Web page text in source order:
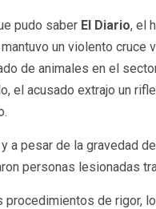
pudo saberEl Diario, el
un violento
de animales en el
el acusado extrajo un
a pesar de la gravedad
personas lesionadas
procedimientos de rigor,